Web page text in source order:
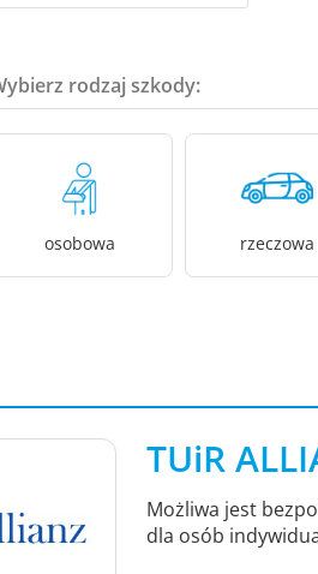
rodzaj szkody:
osobowa rzeczowa
TUiR
Możliwa jest
dla osób